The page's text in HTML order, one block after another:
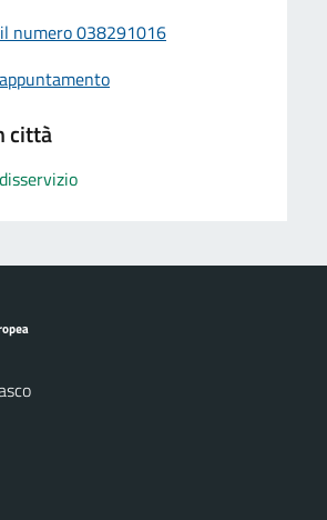
numero 038291016
città